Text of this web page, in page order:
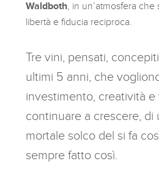
Waldboth , in un’atmosfera
libertà e fiducia reciproca.
Tre vini, pensati,
ultimi 5 anni, che
investimento, creatività e
continuare a crescere, di
mortale solco del si fa
sempre fatto così.